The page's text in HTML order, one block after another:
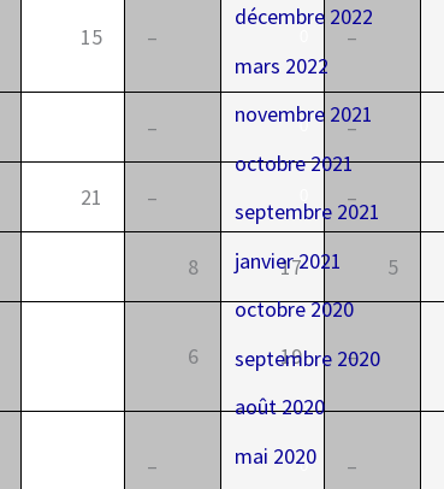
15 – –
– 0 –
21 – –
8 17 5
6 19 –
– 0 –
décembre 2022
mars 2022
novembre 2021
octobre 2021
septembre 2021
janvier 2021
octobre 2020
septembre 2020
août 2020
mai 2020